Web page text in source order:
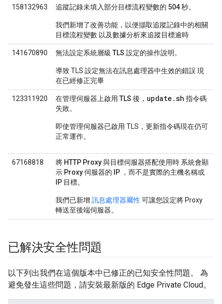
158132963 追蹤記錄未填入部分目標流程變數的 504 秒。
我們新增了改善功能，以便擷取追蹤記錄中的相關
目標流程變數 以及數據分析來追蹤目標逾時
141670890 無法設定系統層級 TLS 設定的操作說明。
導致 TLS 設定無法在訊息處理器中生效的錯誤 現
在已經修正完畢
123311920 在管理伺服器上啟用 TLS 後， update.sh 指令碼
失敗。
即使管理伺服器已啟用 TLS，更新指令碼現在仍可
正常運作。
67168818
將 HTTP Proxy 與目標伺服器搭配使用時 系統會顯
示 Proxy 伺服器的 IP ，而不是實際的主機名稱或
IP 目標。
我們已新增訊息處理器屬性 可讓您設定將 Proxy
轉送至後端伺服器。
已解決安全性問題
以下列出我們在這個版本中已修正的已知安全性問題。 為
避免發生這些問題，請安裝最新版的 Edge Private Cloud。